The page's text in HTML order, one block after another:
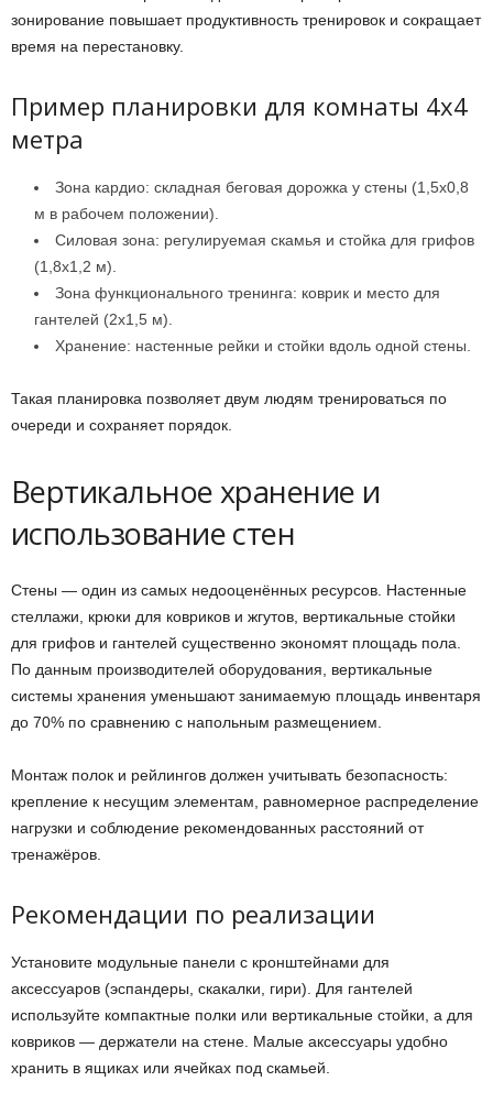
зонирование повышает продуктивность тренировок и сокращает
время на перестановку.
Пример планировки для комнаты 4х4
метра
Зона кардио: складная беговая дорожка у стены (1,5х0,8
м в рабочем положении).
Силовая зона: регулируемая скамья и стойка для грифов
(1,8х1,2 м).
Зона функционального тренинга: коврик и место для
гантелей (2х1,5 м).
Хранение: настенные рейки и стойки вдоль одной стены.
Такая планировка позволяет двум людям тренироваться по
очереди и сохраняет порядок.
Вертикальное хранение и
использование стен
Стены — один из самых недооценённых ресурсов. Настенные
стеллажи, крюки для ковриков и жгутов, вертикальные стойки
для грифов и гантелей существенно экономят площадь пола.
По данным производителей оборудования, вертикальные
системы хранения уменьшают занимаемую площадь инвентаря
до 70% по сравнению с напольным размещением.
Монтаж полок и рейлингов должен учитывать безопасность:
крепление к несущим элементам, равномерное распределение
нагрузки и соблюдение рекомендованных расстояний от
тренажёров.
Рекомендации по реализации
Установите модульные панели с кронштейнами для
аксессуаров (эспандеры, скакалки, гири). Для гантелей
используйте компактные полки или вертикальные стойки, а для
ковриков — держатели на стене. Малые аксессуары удобно
хранить в ящиках или ячейках под скамьей.